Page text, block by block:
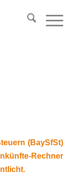
(BaySfSt)
Rechner